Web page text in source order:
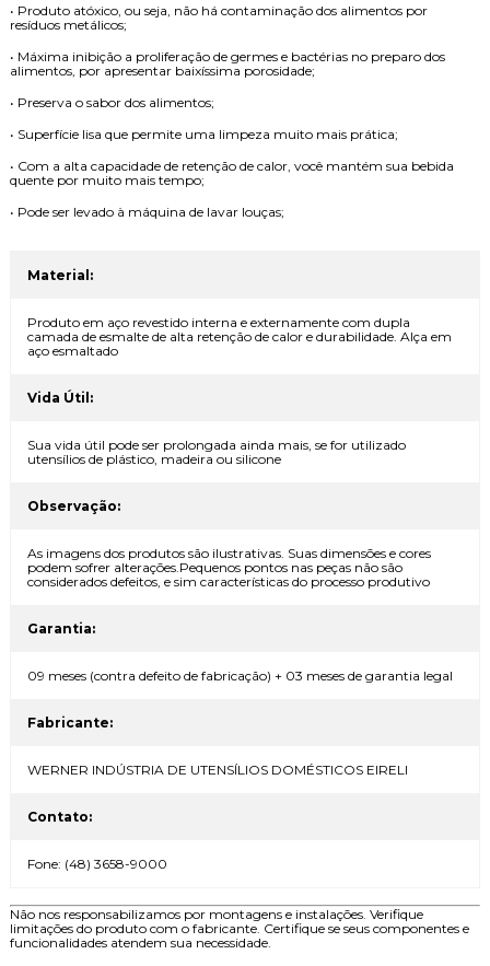
• Produto atóxico, ou seja, não há contaminação dos alimentos por
resíduos metálicos;
• Máxima inibição a proliferação de germes e bactérias no preparo dos
alimentos, por apresentar baixíssima porosidade;
• Preserva o sabor dos alimentos;
• Superfície lisa que permite uma limpeza muito mais prática;
• Com a alta capacidade de retenção de calor, você mantém sua bebida
quente por muito mais tempo;
• Pode ser levado à máquina de lavar louças;
Material:
Produto em aço revestido interna e externamente com dupla
camada de esmalte de alta retenção de calor e durabilidade. Alça em
aço esmaltado
Vida Útil:
Sua vida útil pode ser prolongada ainda mais, se for utilizado
utensílios de plástico, madeira ou silicone
Observação:
As imagens dos produtos são ilustrativas. Suas dimensões e cores
podem sofrer alterações.Pequenos pontos nas peças não são
considerados defeitos, e sim características do processo produtivo
Garantia:
09 meses (contra defeito de fabricação) + 03 meses de garantia legal
Fabricante:
WERNER INDÚSTRIA DE UTENSÍLIOS DOMÉSTICOS EIRELI
Contato:
Fone: (48) 3658-9000
Não nos responsabilizamos por montagens e instalações. Verifique
limitações do produto com o fabricante. Certifique se seus componentes e
funcionalidades atendem sua necessidade.